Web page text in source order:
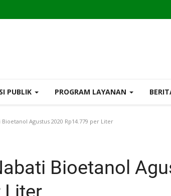
PUBLIK PROGRAM LAYANAN
Bioetanol Agustus 2020 Rp14.779 per Liter
Bioetanol
Liter